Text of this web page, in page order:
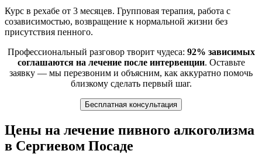
Курс в рехабе от 3 месяцев. Групповая терапия, работа с
созависимостью, возвращение к нормальной жизни без
присутствия пенного.
Профессиональный разговор творит чудеса: 92% зависимых
соглашаются на лечение после интервенции. Оставьте
заявку — мы перезвоним и объясним, как аккуратно помочь
близкому сделать первый шаг.
Бесплатная консультация
Цены на лечение пивного алкоголизма
в Сергиевом Посаде